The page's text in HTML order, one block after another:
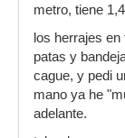
metro, tiene
los herrajes
patas y
cague, y pedi
mano ya he
adelante.